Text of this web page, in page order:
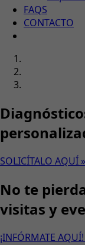
FAQS
CONTACTO
SOLICÍTALO AQUÍ »
No te
visitas y
¡INFÓRMATE